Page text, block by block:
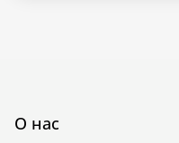
О нас